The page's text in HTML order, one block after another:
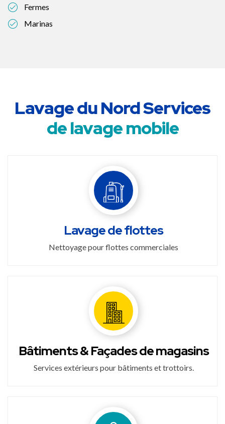
Fermes
Marinas
Lavage du Nord Services
de lavage mobile
Lavage de flottes
Nettoyage pour flottes commerciales
Bâtiments & Façades de magasins
Services extérieurs pour bâtiments et trottoirs.